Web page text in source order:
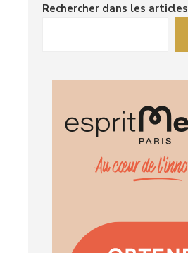
Rechercher dans les articles